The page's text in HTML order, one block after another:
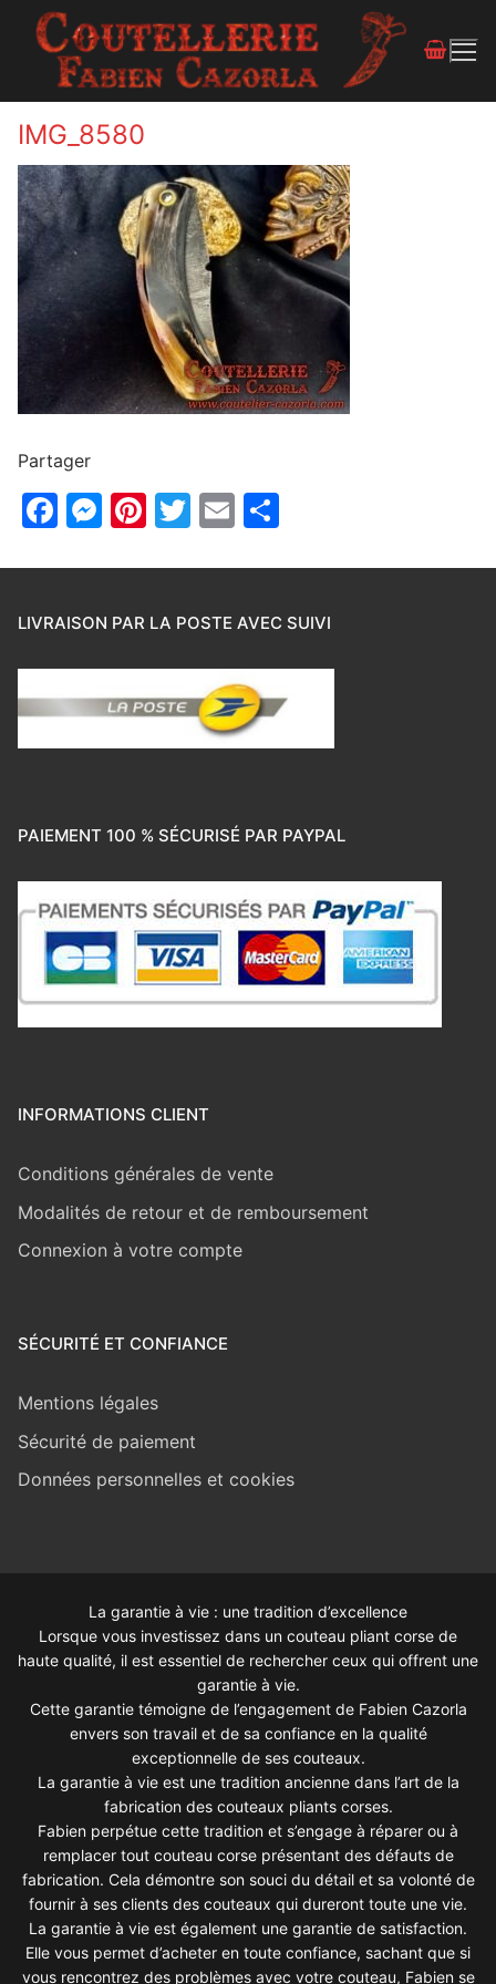
IMG_8580
Partager
Facebook
Messenger
Pinterest
Twitter
Email
LIVRAISON PAR LA POSTE AVEC SUIVI
PAIEMENT 100 % SÉCURISÉ PAR PAYPAL
INFORMATIONS CLIENT
Conditions générales de vente
Modalités de retour et de remboursement
Connexion à votre compte
SÉCURITÉ ET CONFIANCE
Mentions légales
Sécurité de paiement
Données personnelles et cookies
La garantie à vie : une tradition d’excellence
Lorsque vous investissez dans un couteau pliant corse de
haute qualité, il est essentiel de rechercher ceux qui offrent une
garantie à vie.
Cette garantie témoigne de l’engagement de Fabien Cazorla
envers son travail et de sa confiance en la qualité
exceptionnelle de ses couteaux.
La garantie à vie est une tradition ancienne dans l’art de la
fabrication des couteaux pliants corses.
Fabien perpétue cette tradition et s’engage à réparer ou à
remplacer tout couteau corse présentant des défauts de
fabrication. Cela démontre son souci du détail et sa volonté de
fournir à ses clients des couteaux qui dureront toute une vie.
La garantie à vie est également une garantie de satisfaction.
Elle vous permet d’acheter en toute confiance, sachant que si
vous rencontrez des problèmes avec votre couteau, Fabien se